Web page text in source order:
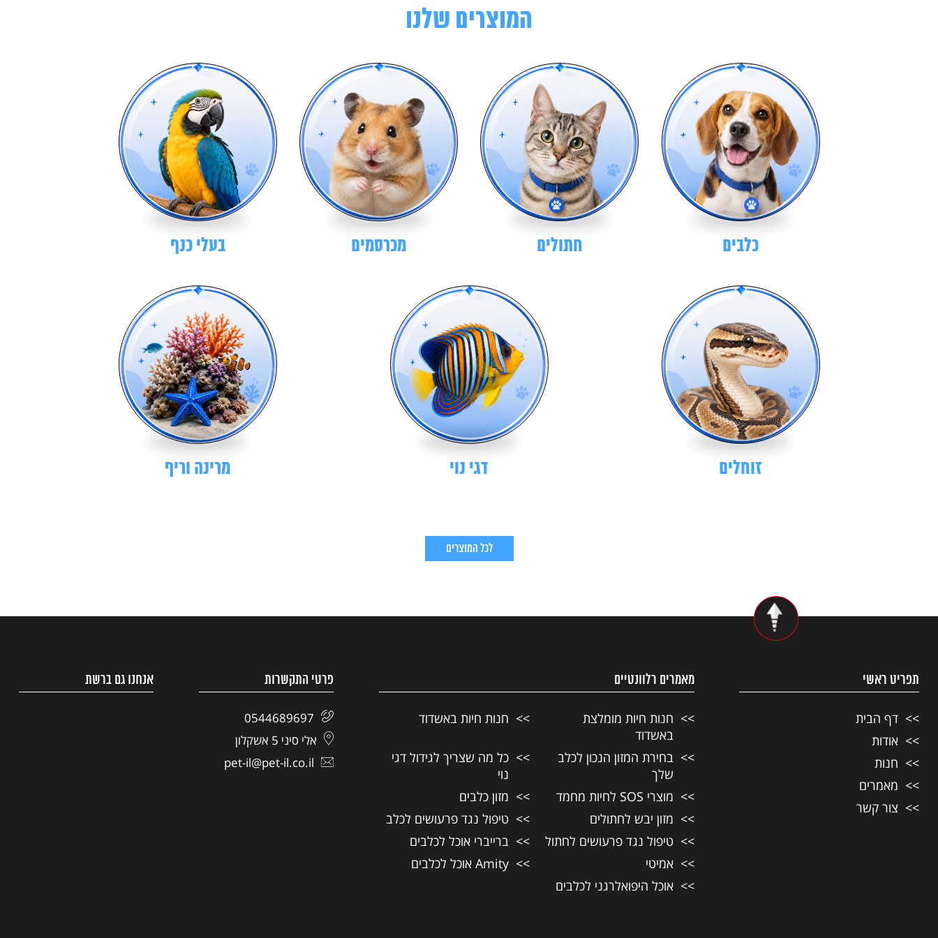
המוצרים שלנו
כלבים חתולים מכרסמים בעלי כנף
זוחלים דגי נוי מרינה וריף
לכל המוצרים
תפריט ראשי
דף הבית
אודות
חנות
מאמרים
צור קשר
מאמרים רלוונטיים
חנות חיות מומלצת
באשדוד
חנות חיות באשדוד
בחירת המזון הנכון לכלב
שלך
כל מה שצריך לגידול דגי
נוי
מוצרי SOS לחיות מחמד
מזון כלבים
מזון יבש לחתולים
טיפול נגד פרעושים לכלב
טיפול נגד פרעושים לחתול
ברייברי אוכל לכלבים
אמיטי
Amity אוכל לכלבים
אוכל היפואלרגני לכלבים
פרטי התקשרות
0544689697
אלי סיני 5 אשקלון
pet-il@pet-il.co.il
אנחנו גם ברשת